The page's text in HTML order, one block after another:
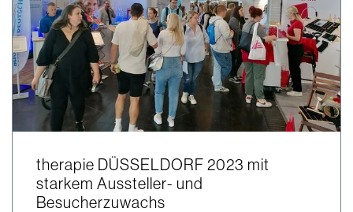
therapie DÜSSELDORF 2023 mit
starkem Aussteller- und
Besucherzuwachs